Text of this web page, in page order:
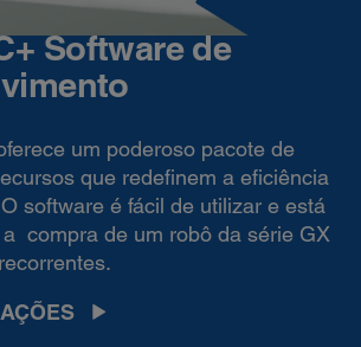
Software de
um poderoso pacote de
que redefinem a eficiência
software é fácil de utilizar e está
compra de um robô da série GX